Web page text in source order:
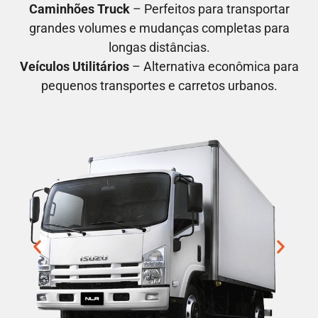
Caminhões Truck– Perfeitos para transportar
grandes volumes e mudanças completas para
longas distâncias.
Veículos Utilitários– Alternativa econômica para
pequenos transportes e carretos urbanos.